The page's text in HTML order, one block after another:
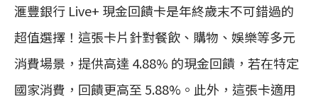
滙豐銀行 Live+ 現金回饋卡是年終歲末不可錯過的
超值選擇！這張卡片針對餐飲、購物、娛樂等多元
消費場景，提供高達 4.88% 的現金回饋，若在特定
國家消費，回饋更高至 5.88%。此外，這張卡適用